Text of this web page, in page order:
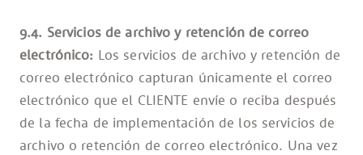
9.4. Servicios de archivo y retención de correo
electrónico: Los servicios de archivo y retención de
correo electrónico capturan únicamente el correo
electrónico que el CLIENTE envíe o reciba después
de la fecha de implementación de los servicios de
archivo o retención de correo electrónico. Una vez